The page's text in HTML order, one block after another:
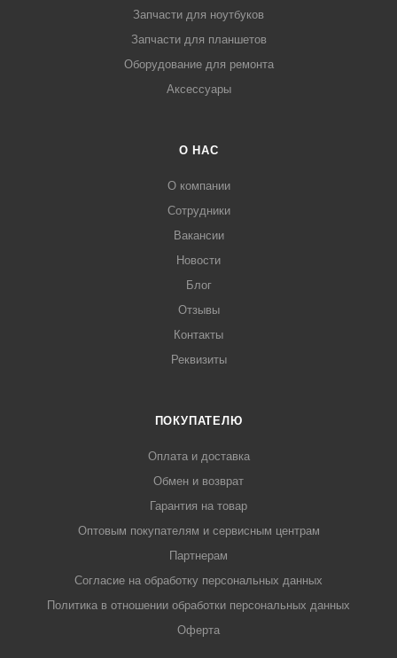
Запчасти для ноутбуков
Запчасти для планшетов
Оборудование для ремонта
Аксессуары
О НАС
О компании
Сотрудники
Вакансии
Новости
Блог
Отзывы
Контакты
Реквизиты
ПОКУПАТЕЛЮ
Оплата и доставка
Обмен и возврат
Гарантия на товар
Оптовым покупателям и сервисным центрам
Партнерам
Согласие на обработку персональных данных
Политика в отношении обработки персональных данных
Оферта